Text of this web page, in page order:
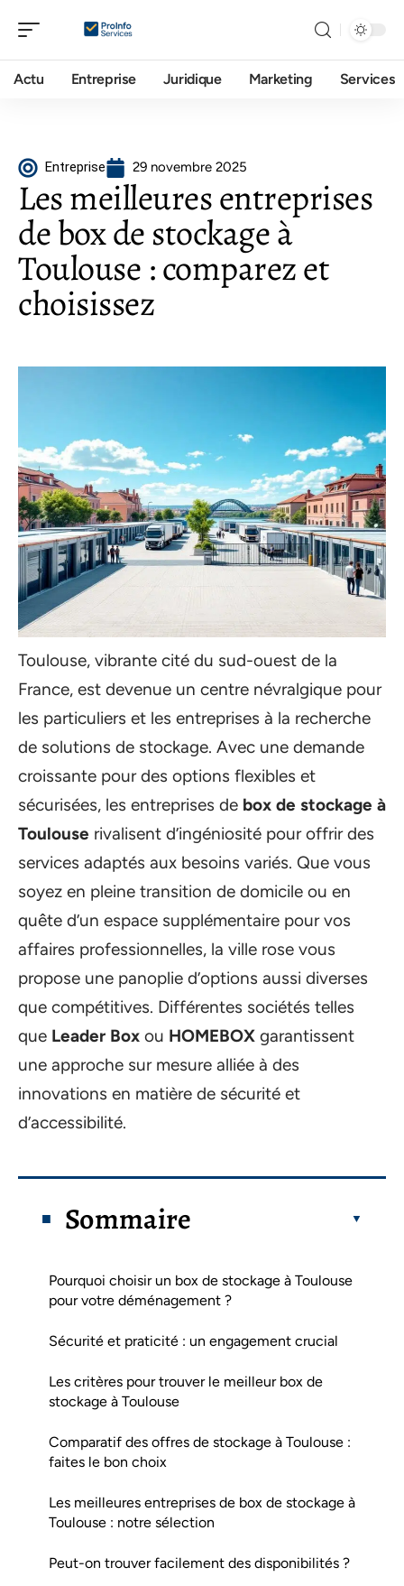
Actu Entreprise Juridique Marketing Services
Entreprise 29 novembre 2025
Les meilleures entreprises
de box de stockage à
Toulouse : comparez et
choisissez
Toulouse, vibrante cité du sud-ouest de la
France, est devenue un centre névralgique pour
les particuliers et les entreprises à la recherche
de solutions de stockage. Avec une demande
croissante pour des options flexibles et
sécurisées, les entreprises de box de stockage à
Toulouse rivalisent d’ingéniosité pour offrir des
services adaptés aux besoins variés. Que vous
soyez en pleine transition de domicile ou en
quête d’un espace supplémentaire pour vos
affaires professionnelles, la ville rose vous
propose une panoplie d’options aussi diverses
que compétitives. Différentes sociétés telles
que Leader Box ou HOMEBOX garantissent
une approche sur mesure alliée à des
innovations en matière de sécurité et
d’accessibilité.
Sommaire
Pourquoi choisir un box de stockage à Toulouse
pour votre déménagement ?
Sécurité et praticité : un engagement crucial
Les critères pour trouver le meilleur box de
stockage à Toulouse
Comparatif des offres de stockage à Toulouse :
faites le bon choix
Les meilleures entreprises de box de stockage à
Toulouse : notre sélection
Peut-on trouver facilement des disponibilités ?